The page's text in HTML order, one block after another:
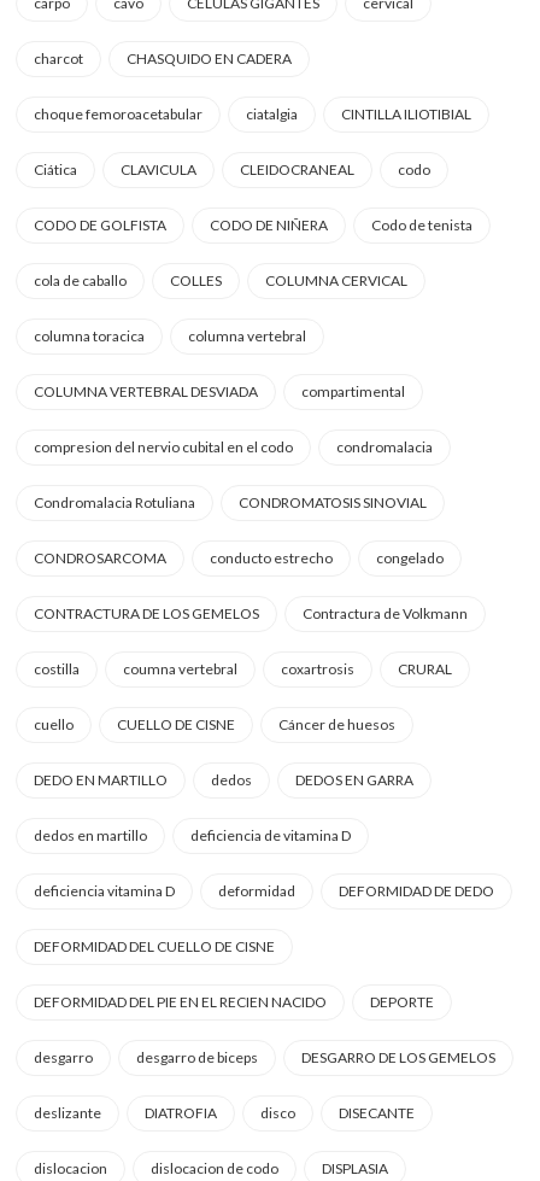
charcot CHASQUIDO EN CADERA
choque femoroacetabular ciatalgia CINTILLA ILIOTIBIAL
Ciática CLAVICULA CLEIDOCRANEAL codo
CODO DE GOLFISTA CODO DE NIÑERA Codo de tenista
cola de caballo COLLES COLUMNA CERVICAL
columna toracica columna vertebral
COLUMNA VERTEBRAL DESVIADA compartimental
compresion del nervio cubital en el codo condromalacia
Condromalacia Rotuliana CONDROMATOSIS SINOVIAL
CONDROSARCOMA conducto estrecho congelado
CONTRACTURA DE LOS GEMELOS Contractura de Volkmann
costilla coumna vertebral coxartrosis CRURAL
cuello CUELLO DE CISNE Cáncer de huesos
DEDO EN MARTILLO dedos DEDOS EN GARRA
dedos en martillo deficiencia de vitamina D
deficiencia vitamina D deformidad DEFORMIDAD DE DEDO
DEFORMIDAD DEL CUELLO DE CISNE
DEFORMIDAD DEL PIE EN EL RECIEN NACIDO DEPORTE
desgarro desgarro de biceps DESGARRO DE LOS GEMELOS
deslizante DIATROFIA disco DISECANTE
dislocacion dislocacion de codo DISPLASIA